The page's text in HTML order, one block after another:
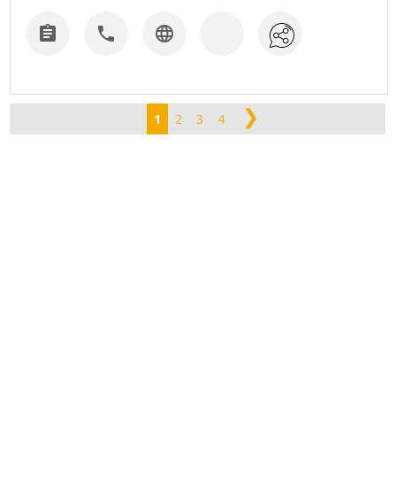
  
1 2 3 4 ❯